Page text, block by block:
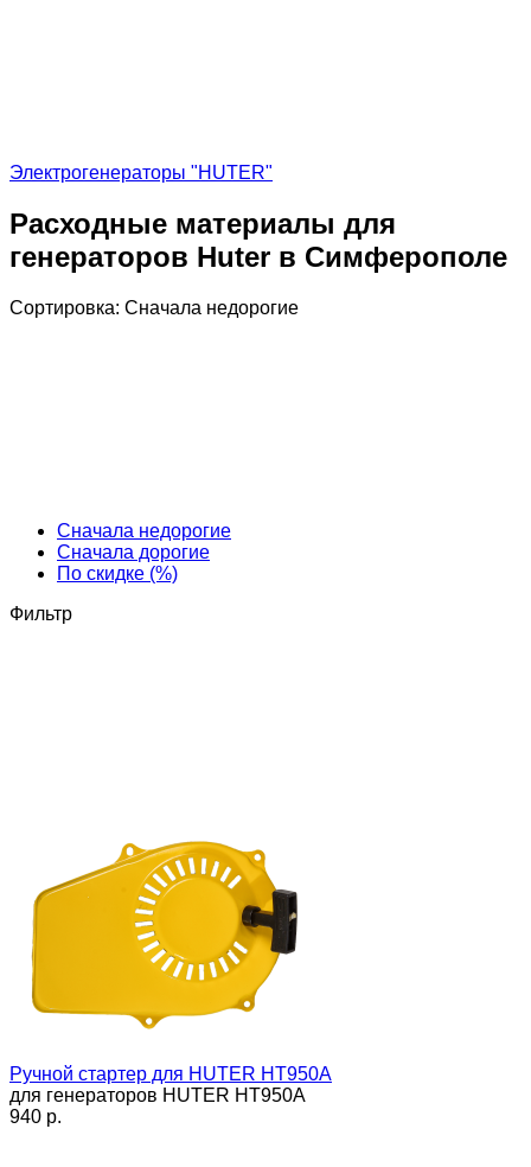
Электрогенераторы "HUTER"
Расходные материалы для
генераторов Huter в Симферополе
Сортировка: Cначала недорогие
Cначала недорогие
Cначала дорогие
По скидке (%)
Фильтр
Ручной стартер для HUTER HT950A
для генераторов HUTER HT950A
940 p.